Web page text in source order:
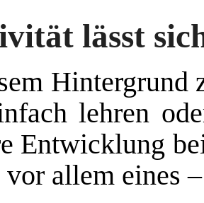
lässt
Hintergrund
lehren
Entwicklung
allem eines